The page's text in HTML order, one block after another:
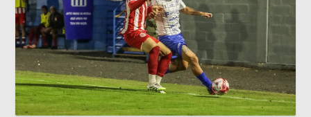
Caravaggio enfrenta o Hercílio Luz pela Série B do
Catarinense